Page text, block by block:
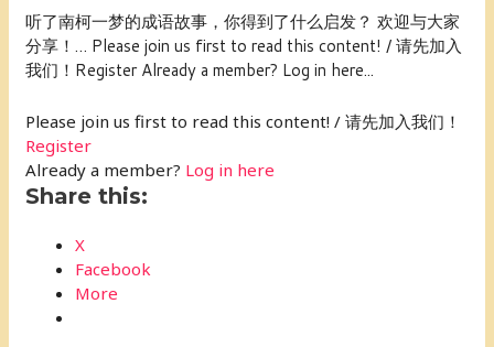
听了南柯一梦的成语故事，你得到了什么启发？ 欢迎与大家
分享！… Please join us first to read this content! / 请先加入
我们！Register Already a member? Log in here...
Please join us first to read this content! / 请先加入我们！
Register
Already a member? Log in here
Share this:
X
Facebook
More